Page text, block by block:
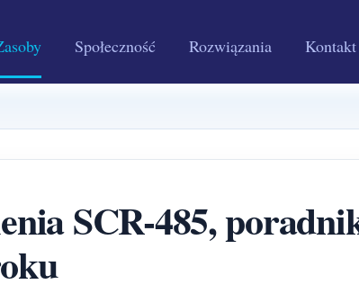
Społeczność Rozwiązania Kontakt
SCR-485,